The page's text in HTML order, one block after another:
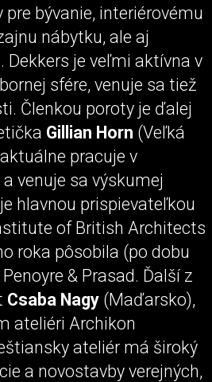
bývanie, interiérovému
nábytku, ale aj
je veľmi aktívna v
sfére, venuje sa tiež
Členkou poroty je ďalej
Gillian Horn (Veľká
pracuje v
venuje sa výskumej
hlavnou prispievateľkou
of British Architects
roka pôsobila (po dobu
& Prasad. Ďalší z
Csaba Nagy (Maďarsko),
ateliéri Archikon
ateliér má široký
a novostavby verejných,